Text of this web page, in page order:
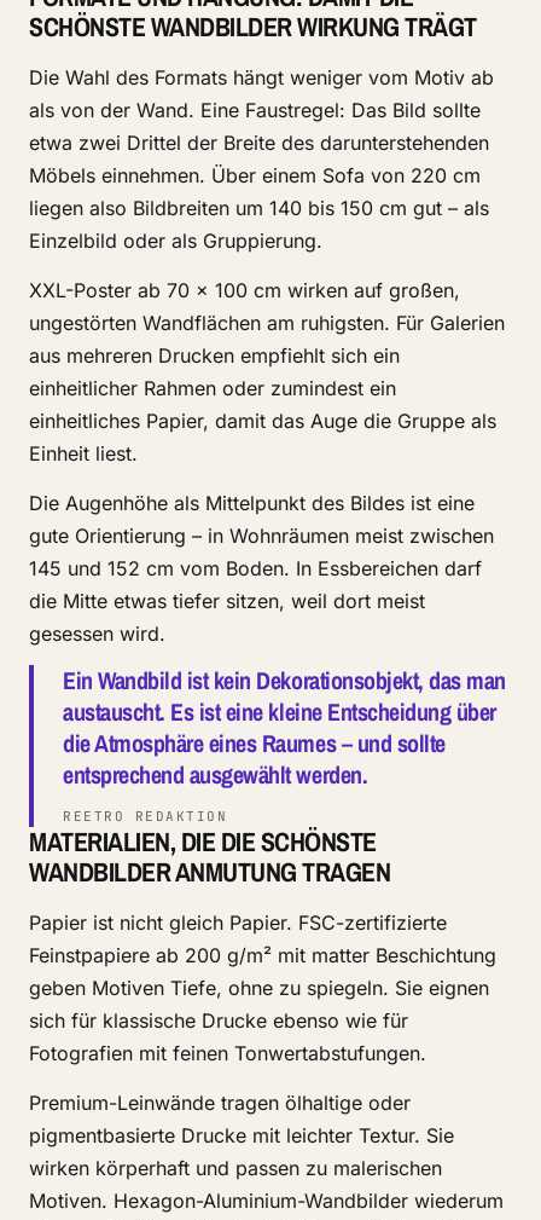
SCHÖNSTE WANDBILDER WIRKUNG TRÄGT
Die Wahl des Formats hängt weniger vom Motiv ab
als von der Wand. Eine Faustregel: Das Bild sollte
etwa zwei Drittel der Breite des darunterstehenden
Möbels einnehmen. Über einem Sofa von 220 cm
liegen also Bildbreiten um 140 bis 150 cm gut – als
Einzelbild oder als Gruppierung.
XXL-Poster ab 70 × 100 cm wirken auf großen,
ungestörten Wandflächen am ruhigsten. Für Galerien
aus mehreren Drucken empfiehlt sich ein
einheitlicher Rahmen oder zumindest ein
einheitliches Papier, damit das Auge die Gruppe als
Einheit liest.
Die Augenhöhe als Mittelpunkt des Bildes ist eine
gute Orientierung – in Wohnräumen meist zwischen
145 und 152 cm vom Boden. In Essbereichen darf
die Mitte etwas tiefer sitzen, weil dort meist
gesessen wird.
Ein Wandbild ist kein Dekorationsobjekt, das man
austauscht. Es ist eine kleine Entscheidung über
die Atmosphäre eines Raumes – und sollte
entsprechend ausgewählt werden.
REETRO REDAKTION
MATERIALIEN, DIE DIE SCHÖNSTE
WANDBILDER ANMUTUNG TRAGEN
Papier ist nicht gleich Papier. FSC-zertifizierte
Feinstpapiere ab 200 g/m² mit matter Beschichtung
geben Motiven Tiefe, ohne zu spiegeln. Sie eignen
sich für klassische Drucke ebenso wie für
Fotografien mit feinen Tonwertabstufungen.
Premium-Leinwände tragen ölhaltige oder
pigmentbasierte Drucke mit leichter Textur. Sie
wirken körperhaft und passen zu malerischen
Motiven. Hexagon-Aluminium-Wandbilder wiederum